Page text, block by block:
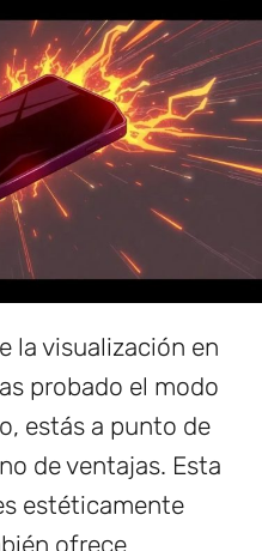
la visualización en
probado el modo
estás a punto de
de ventajas. Esta
estéticamente
ofrece